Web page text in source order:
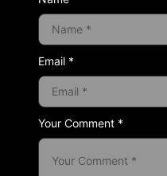
Your Comment *
Email *